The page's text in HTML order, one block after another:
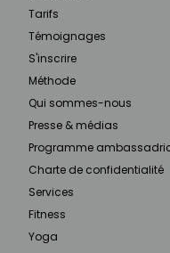
Tarifs
Témoignages
S'inscrire
Méthode
Qui sommes-nous
Presse & médias
Programme
Charte de confidentialité
Services
Fitness
Yoga